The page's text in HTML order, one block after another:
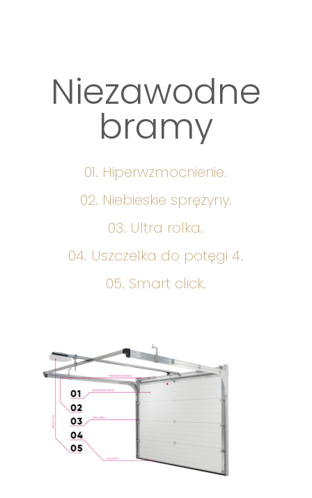
Niezawodne
bramy
01. Hiperwzmocnienie.
02. Niebieskie sprężyny.
03. Ultra rolka.
04. Uszczelka do potęgi 4.
05. Smart click.